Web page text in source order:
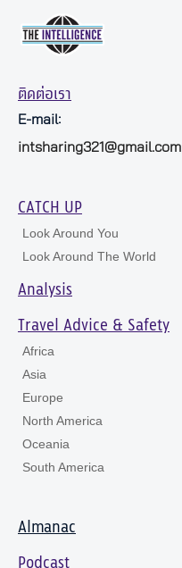
ติดต่อเรา
E-mail:
intsharing321@gmail.com
CATCH UP
Look Around You
Look Around The World
Analysis
Travel Advice & Safety
Africa
Asia
Europe
North America
Oceania
South America
Almanac